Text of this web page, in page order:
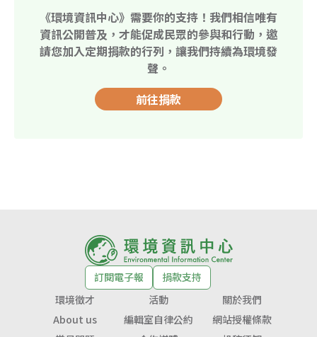
《環境資訊中心》需要你的支持！我們相信唯有
資訊公開普及，才能促成民眾的參與和行動，邀
請您加入定期捐款的行列，讓我們持續為環境發
聲。
前往捐款
訂閱電子報
捐款支持
環境徵才
活動
關於我們
About us
編輯室自律公約
網站授權條款